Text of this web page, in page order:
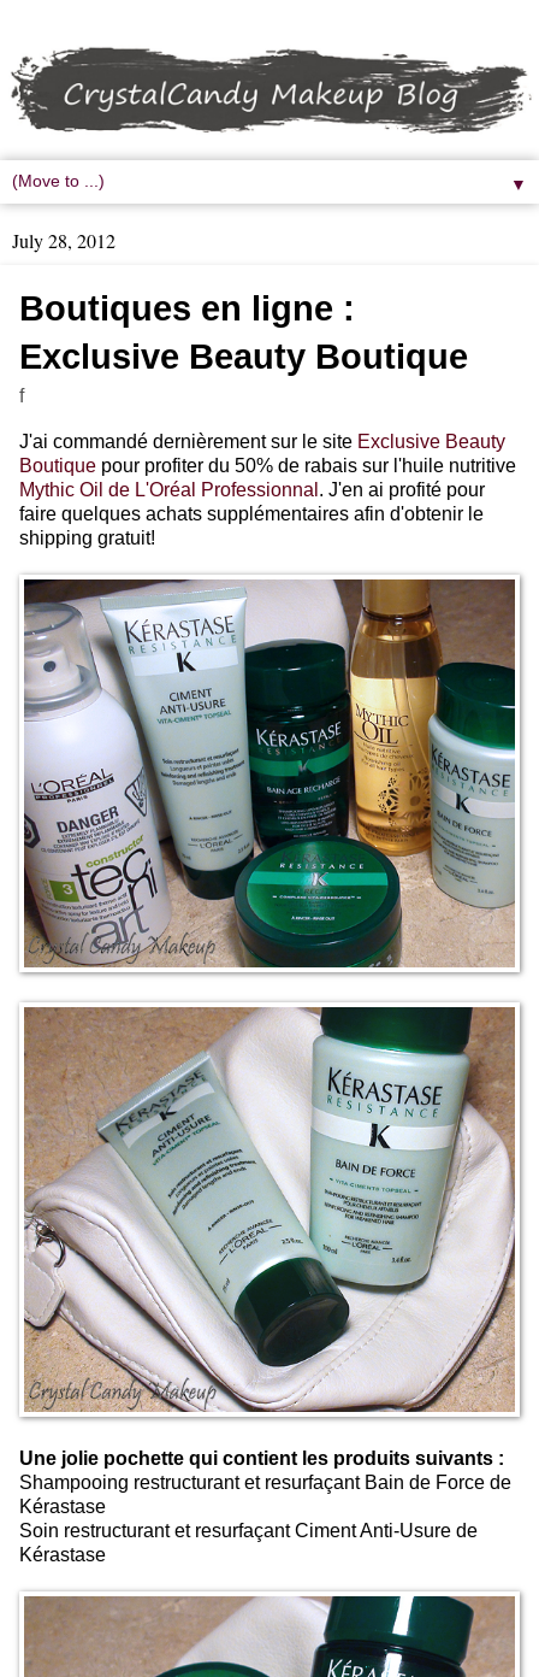
▼
July 28, 2012
Boutiques en ligne :
Exclusive Beauty Boutique
f
J'ai commandé dernièrement sur le site Exclusive Beauty
Boutique pour profiter du 50% de rabais sur l'huile nutritive
Mythic Oil de L'Oréal Professionnal . J'en ai profité pour
faire quelques achats supplémentaires afin d'obtenir le
shipping gratuit!
Une jolie pochette qui contient les produits suivants :
Shampooing restructurant et resurfaçant Bain de Force de
Kérastase
Soin restructurant et resurfaçant Ciment Anti-Usure de
Kérastase